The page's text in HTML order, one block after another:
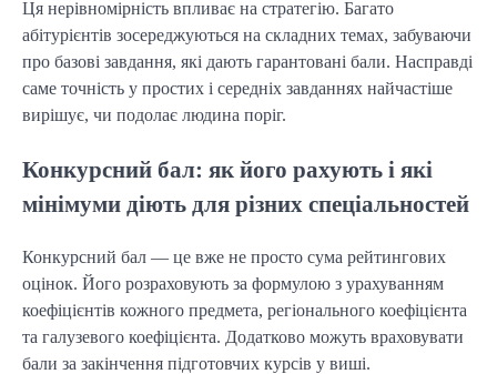
Ця нерівномірність впливає на стратегію. Багато
абітурієнтів зосереджуються на складних темах, забуваючи
про базові завдання, які дають гарантовані бали. Насправді
саме точність у простих і середніх завданнях найчастіше
вирішує, чи подолає людина поріг.
Конкурсний бал: як його рахують і які
мінімуми діють для різних спеціальностей
Конкурсний бал — це вже не просто сума рейтингових
оцінок. Його розраховують за формулою з урахуванням
коефіцієнтів кожного предмета, регіонального коефіцієнта
та галузевого коефіцієнта. Додатково можуть враховувати
бали за закінчення підготовчих курсів у виші.